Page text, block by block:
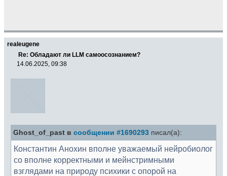
realeugene
Re: Обладают ли LLM самоосознанием?
14.06.2025, 09:38
Ghost_of_past в сообщении #1690293 писал(а):
Константин Анохин вполне уважаемый нейробиолог
со вполне корректными и мейнстримными
взглядами на природу психики с опорой на